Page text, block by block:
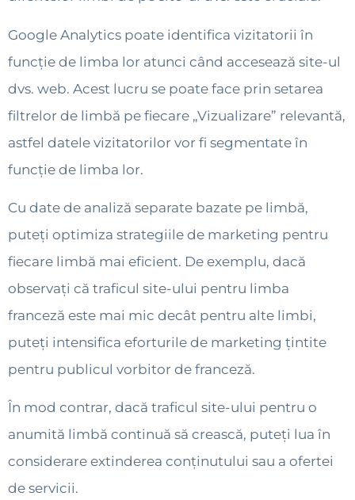
Google Analytics poate identifica vizitatorii în
funcție de limba lor atunci când accesează site-ul
dvs. web. Acest lucru se poate face prin setarea
filtrelor de limbă pe fiecare „Vizualizare” relevantă,
astfel datele vizitatorilor vor fi segmentate în
funcție de limba lor.
Cu date de analiză separate bazate pe limbă,
puteți optimiza strategiile de marketing pentru
fiecare limbă mai eficient. De exemplu, dacă
observați că traficul site-ului pentru limba
franceză este mai mic decât pentru alte limbi,
puteți intensifica eforturile de marketing țintite
pentru publicul vorbitor de franceză.
În mod contrar, dacă traficul site-ului pentru o
anumită limbă continuă să crească, puteți lua în
considerare extinderea conținutului sau a ofertei
de servicii.